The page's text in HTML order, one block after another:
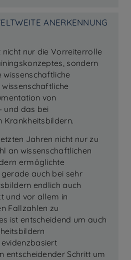
ANERKENNUNG
nur die Vorreiterrolle
sondern
wissenschaftliche
von
und das bei
Krankheitsbildern.
Jahren nicht nur zu
an wissenschaftlichen
ermöglichte
auch bei sehr
endlich auch
und vor allem in
Fallzahlen zu
ist entscheidend um auch
entscheidender Schritt um